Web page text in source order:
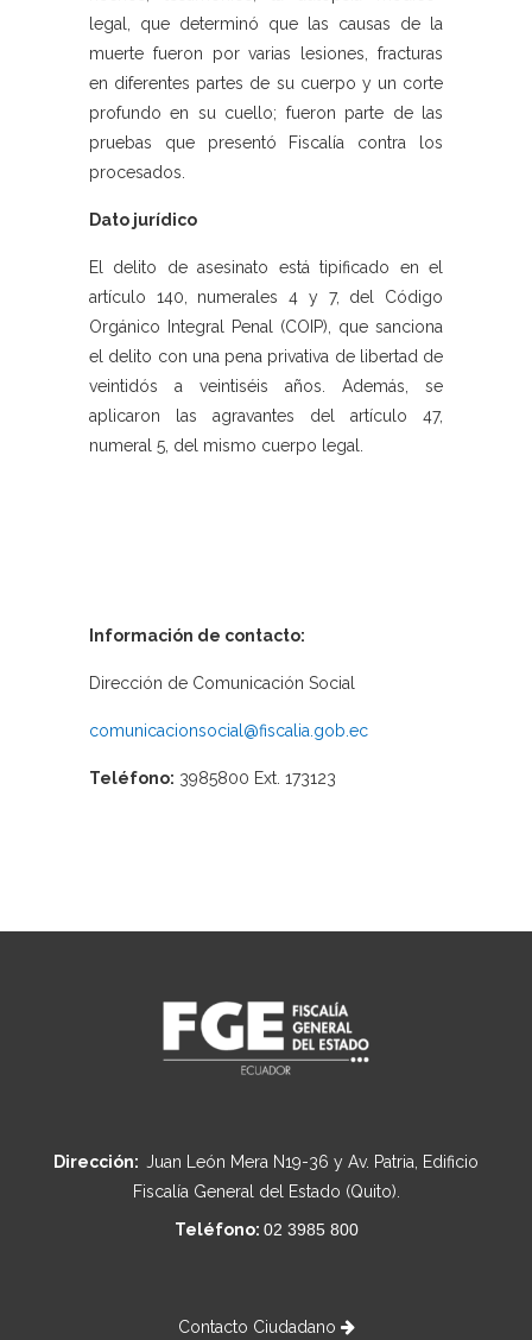
legal, que determinó que las causas de la
muerte fueron por varias lesiones, fracturas
en diferentes partes de su cuerpo y un corte
profundo en su cuello; fueron parte de las
pruebas que presentó Fiscalía contra los
procesados.
Dato jurídico
El delito de asesinato está tipificado en el
artículo 140, numerales 4 y 7, del Código
Orgánico Integral Penal (COIP), que sanciona
el delito con una pena privativa de libertad de
veintidós a veintiséis años. Además, se
aplicaron las agravantes del artículo 47,
numeral 5, del mismo cuerpo legal.
Información de contacto:
Dirección de Comunicación Social
comunicacionsocial@fiscalia.gob.ec
Teléfono: 3985800 Ext. 173123
Dirección: Juan León Mera N19-36 y Av. Patria, Edificio
Fiscalía General del Estado (Quito).
Teléfono: 02 3985 800
Contacto Ciudadano